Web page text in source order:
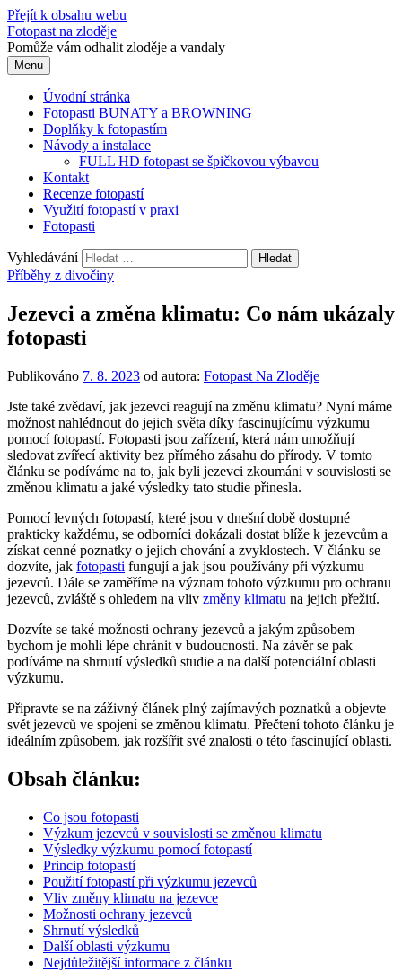
Přejít k obsahu webu
Fotopast na zloděje
Pomůže vám odhalit zloděje a vandaly
Menu
Úvodní stránka
Fotopasti BUNATY a BROWNING
Doplňky k fotopastím
Návody a instalace
FULL HD fotopast se špičkovou výbavou
Kontakt
Recenze fotopastí
Využití fotopastí v praxi
Fotopasti
Vyhledávání
Příběhy z divočiny
Jezevci a změna klimatu: Co nám ukázaly
fotopasti
Publikováno 7. 8. 2023 od autora: Fotopast Na Zloděje
Jste také zvědaví, jak jezevci reagují na změnu klimatu? Nyní máme
možnost nahlédnout do jejich světa díky fascinujícímu výzkumu
pomocí fotopastí. Fotopasti jsou zařízení, která nám umožňují
sledovat zvířecí aktivity bez přímého zásahu do přírody. V tomto
článku se podíváme na to, jak byli jezevci zkoumáni v souvislosti se
změnou klimatu a jaké výsledky tato studie přinesla.
Pomocí levných fotopastí, které jsou v dnešní době dostupné
prakticky každému, se odborníci dokázali dostat blíže k jezevcům a
získat cenné poznatky o jejich chování a zvyklostech. V článku se
dozvíte, jak fotopasti fungují a jak jsou používány při výzkumu
jezevců. Dále se zaměříme na význam tohoto výzkumu pro ochranu
jezevců, zvláště s ohledem na vliv změny klimatu na jejich přežití.
Dozvíte se také možnosti ochrany jezevců a jakým způsobem
bychom je mohli lépe chránit v budoucnosti. Na závěr se pak
podíváme na shrnutí výsledků studie a na další potenciální oblasti
výzkumu.
Připravte se na záživný článek plný zajímavých poznatků a objevte
svět jezevců ve spojení se změnou klimatu. Přečtení tohoto článku je
ideálním způsobem, jak rozšířit své znalosti o této fascinující oblasti.
Obsah článku:
Co jsou fotopasti
Výzkum jezevců v souvislosti se změnou klimatu
Výsledky výzkumu pomocí fotopastí
Princip fotopastí
Použití fotopastí při výzkumu jezevců
Vliv změny klimatu na jezevce
Možnosti ochrany jezevců
Shrnutí výsledků
Další oblasti výzkumu
Nejdůležitější informace z článku